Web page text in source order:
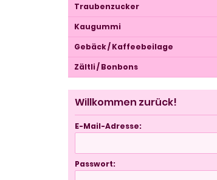
Traubenzucker
Kaugummi
Gebäck / Kaffeebeilage
Zältli / Bonbons
Willkommen zurück!
E-Mail-Adresse:
Passwort: